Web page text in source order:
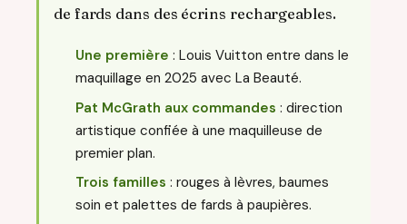
de fards dans des écrins rechargeables.
Une première : Louis Vuitton entre dans le
maquillage en 2025 avec La Beauté.
Pat McGrath aux commandes : direction
artistique confiée à une maquilleuse de
premier plan.
Trois familles : rouges à lèvres, baumes
soin et palettes de fards à paupières.